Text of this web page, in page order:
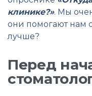
клинике?». Мы
они помогают нам
лучше?
Перед